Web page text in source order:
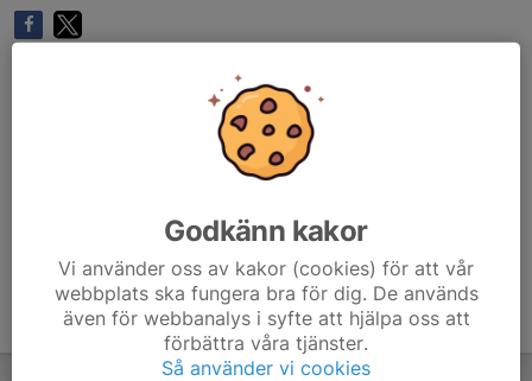
Godkänn kakor
Vi använder oss av kakor (cookies) för att vår
webbplats ska fungera bra för dig. De används
även för webbanalys i syfte att hjälpa oss att
förbättra våra tjänster.
Så använder vi cookies